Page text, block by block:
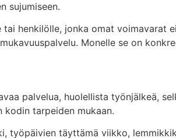
sujumiseen.
henkilölle, jonka omat voimavarat
Monelle se on
palvelua, huolellista työnjälkeä,
kodin tarpeiden mukaan.
työpäivien täyttämä viikko,